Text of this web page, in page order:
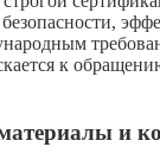
к
и